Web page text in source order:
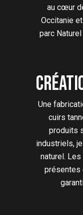
au cœur
Occitanie
parc
Une
cuirs
produits
industriels,
naturel.
présentes